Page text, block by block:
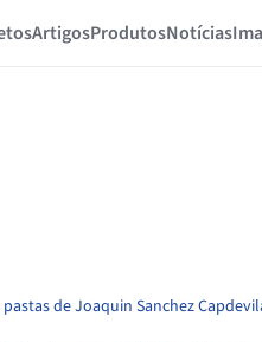
ArtigosProdutosNotícias
de Joaquin Sanchez